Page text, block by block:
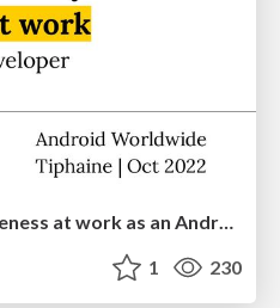
Raise accessibility awareness at work as an Android developer
1 230